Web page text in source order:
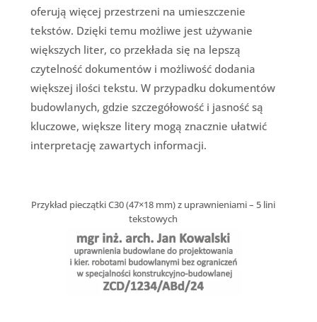
oferują więcej przestrzeni na umieszczenie
tekstów. Dzięki temu możliwe jest używanie
większych liter, co przekłada się na lepszą
czytelność dokumentów i możliwość dodania
większej ilości tekstu. W przypadku dokumentów
budowlanych, gdzie szczegółowość i jasność są
kluczowe, większe litery mogą znacznie ułatwić
interpretację zawartych informacji.
Przykład pieczątki C30 (47×18 mm) z uprawnieniami – 5 lini
tekstowych